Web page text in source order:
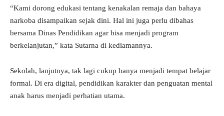
“Kami dorong edukasi tentang kenakalan remaja dan bahaya
narkoba disampaikan sejak dini. Hal ini juga perlu dibahas
bersama Dinas Pendidikan agar bisa menjadi program
berkelanjutan,” kata Sutarna di kediamannya.
Sekolah, lanjutnya, tak lagi cukup hanya menjadi tempat belajar
formal. Di era digital, pendidikan karakter dan penguatan mental
anak harus menjadi perhatian utama.